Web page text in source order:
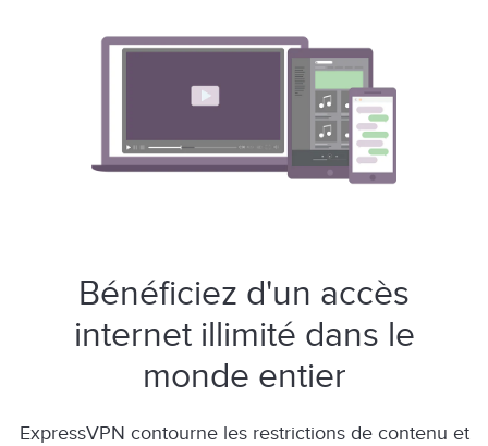
Bénéficiez d'un accès
internet illimité dans le
monde entier
ExpressVPN contourne les restrictions de contenu et